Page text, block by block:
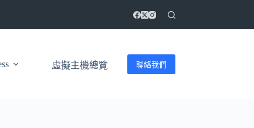
虛擬主機總覽 聯絡我們